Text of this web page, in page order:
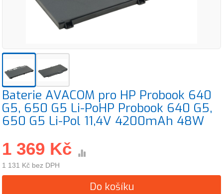
Baterie AVACOM pro HP Probook 640
G5, 650 G5 Li-PoHP Probook 640 G5,
650 G5 Li-Pol 11,4V 4200mAh 48W
1 369 Kč
1 131 Kč bez DPH
Do košíku